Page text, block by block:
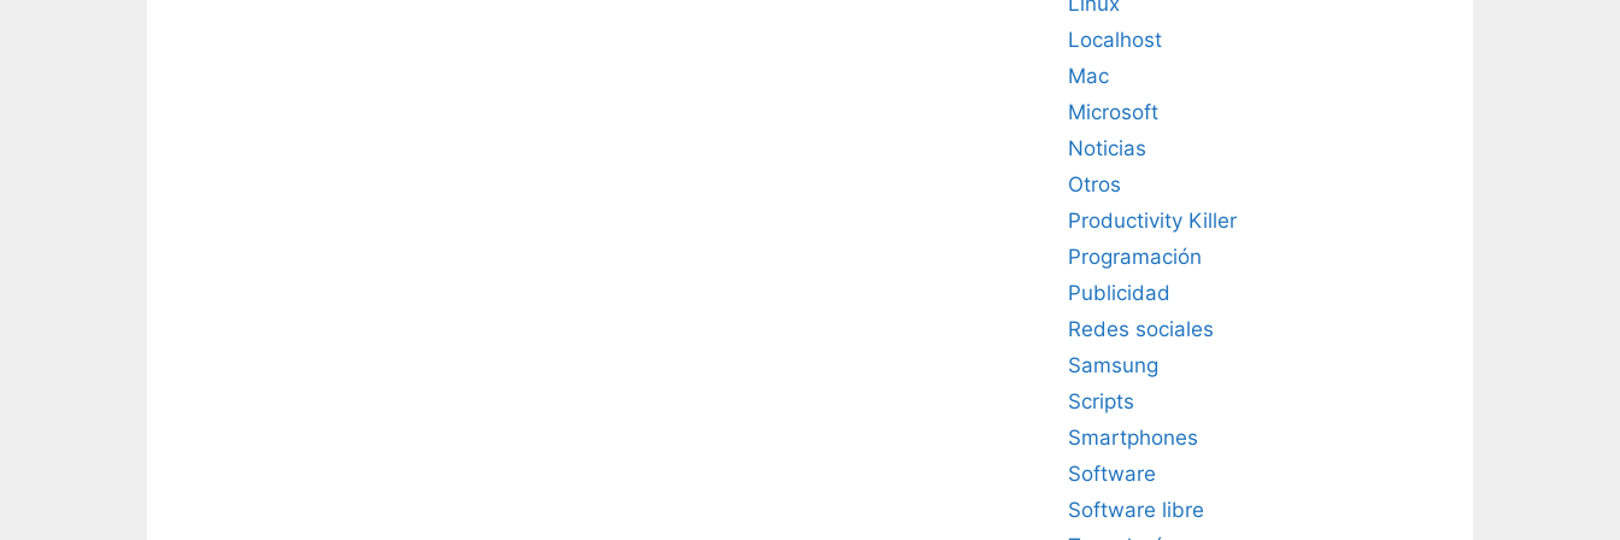
Localhost
Mac
Microsoft
Noticias
Otros
Productivity Killer
Programación
Publicidad
Redes sociales
Samsung
Scripts
Smartphones
Software
Software libre